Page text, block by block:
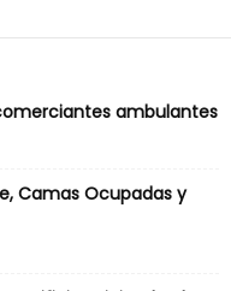
ambulantes
Camas Ocupadas y